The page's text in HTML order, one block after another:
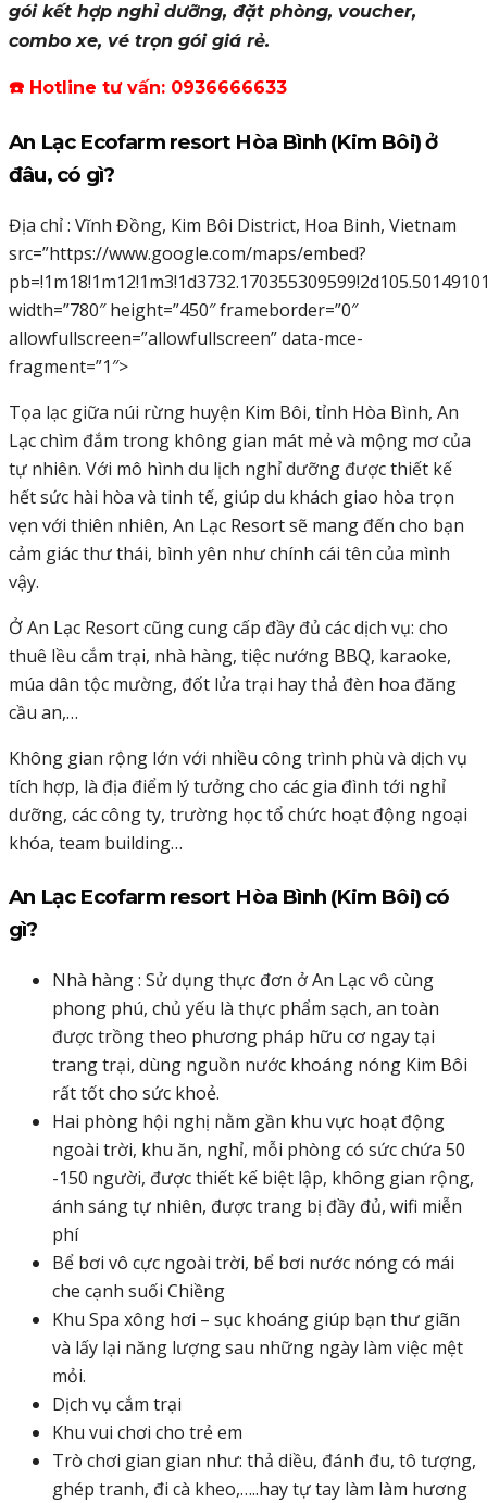
gói kết hợp nghỉ dưỡng, đặt phòng, voucher,
combo xe, vé trọn gói giá rẻ.
☎️ Hotline tư vấn: 0936666633
An Lạc Ecofarm resort Hòa Bình (Kim Bôi) ở
đâu, có gì?
Địa chỉ : Vĩnh Đồng, Kim Bôi District, Hoa Binh, Vietnam
src=”https://www.google.com/maps/embed?
width=”780″ height=”450″ frameborder=”0″
allowfullscreen=”allowfullscreen” data-mce-
fragment=”1″>
Tọa lạc giữa núi rừng huyện Kim Bôi, tỉnh Hòa Bình, An
Lạc chìm đắm trong không gian mát mẻ và mộng mơ của
tự nhiên. Với mô hình du lịch nghỉ dưỡng được thiết kế
hết sức hài hòa và tinh tế, giúp du khách giao hòa trọn
vẹn với thiên nhiên, An Lạc Resort sẽ mang đến cho bạn
cảm giác thư thái, bình yên như chính cái tên của mình
vậy.
Ở An Lạc Resort cũng cung cấp đầy đủ các dịch vụ: cho
thuê lều cắm trại, nhà hàng, tiệc nướng BBQ, karaoke,
múa dân tộc mường, đốt lửa trại hay thả đèn hoa đăng
cầu an,…
Không gian rộng lớn với nhiều công trình phù và dịch vụ
tích hợp, là địa điểm lý tưởng cho các gia đình tới nghỉ
dưỡng, các công ty, trường học tổ chức hoạt động ngoại
khóa, team building…
An Lạc Ecofarm resort Hòa Bình (Kim Bôi) có
gì?
Nhà hàng : Sử dụng thực đơn ở An Lạc vô cùng
phong phú, chủ yếu là thực phẩm sạch, an toàn
được trồng theo phương pháp hữu cơ ngay tại
trang trại, dùng nguồn nước khoáng nóng Kim Bôi
rất tốt cho sức khoẻ.
Hai phòng hội nghị nằm gần khu vực hoạt động
ngoài trời, khu ăn, nghỉ, mỗi phòng có sức chứa 50
-150 người, được thiết kế biệt lập, không gian rộng,
ánh sáng tự nhiên, được trang bị đầy đủ, wifi miễn
phí
Bể bơi vô cực ngoài trời, bể bơi nước nóng có mái
che cạnh suối Chiềng
Khu Spa xông hơi – sục khoáng giúp bạn thư giãn
và lấy lại năng lượng sau những ngày làm việc mệt
mỏi.
Dịch vụ cắm trại
Khu vui chơi cho trẻ em
Trò chơi gian gian như: thả diều, đánh đu, tô tượng,
ghép tranh, đi cà kheo,…..hay tự tay làm làm hương